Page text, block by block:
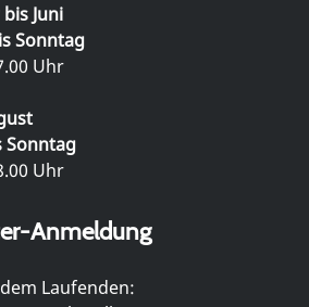
Juni
Sonntag
Uhr
Sonntag
Uhr
Anmeldung
Laufenden: